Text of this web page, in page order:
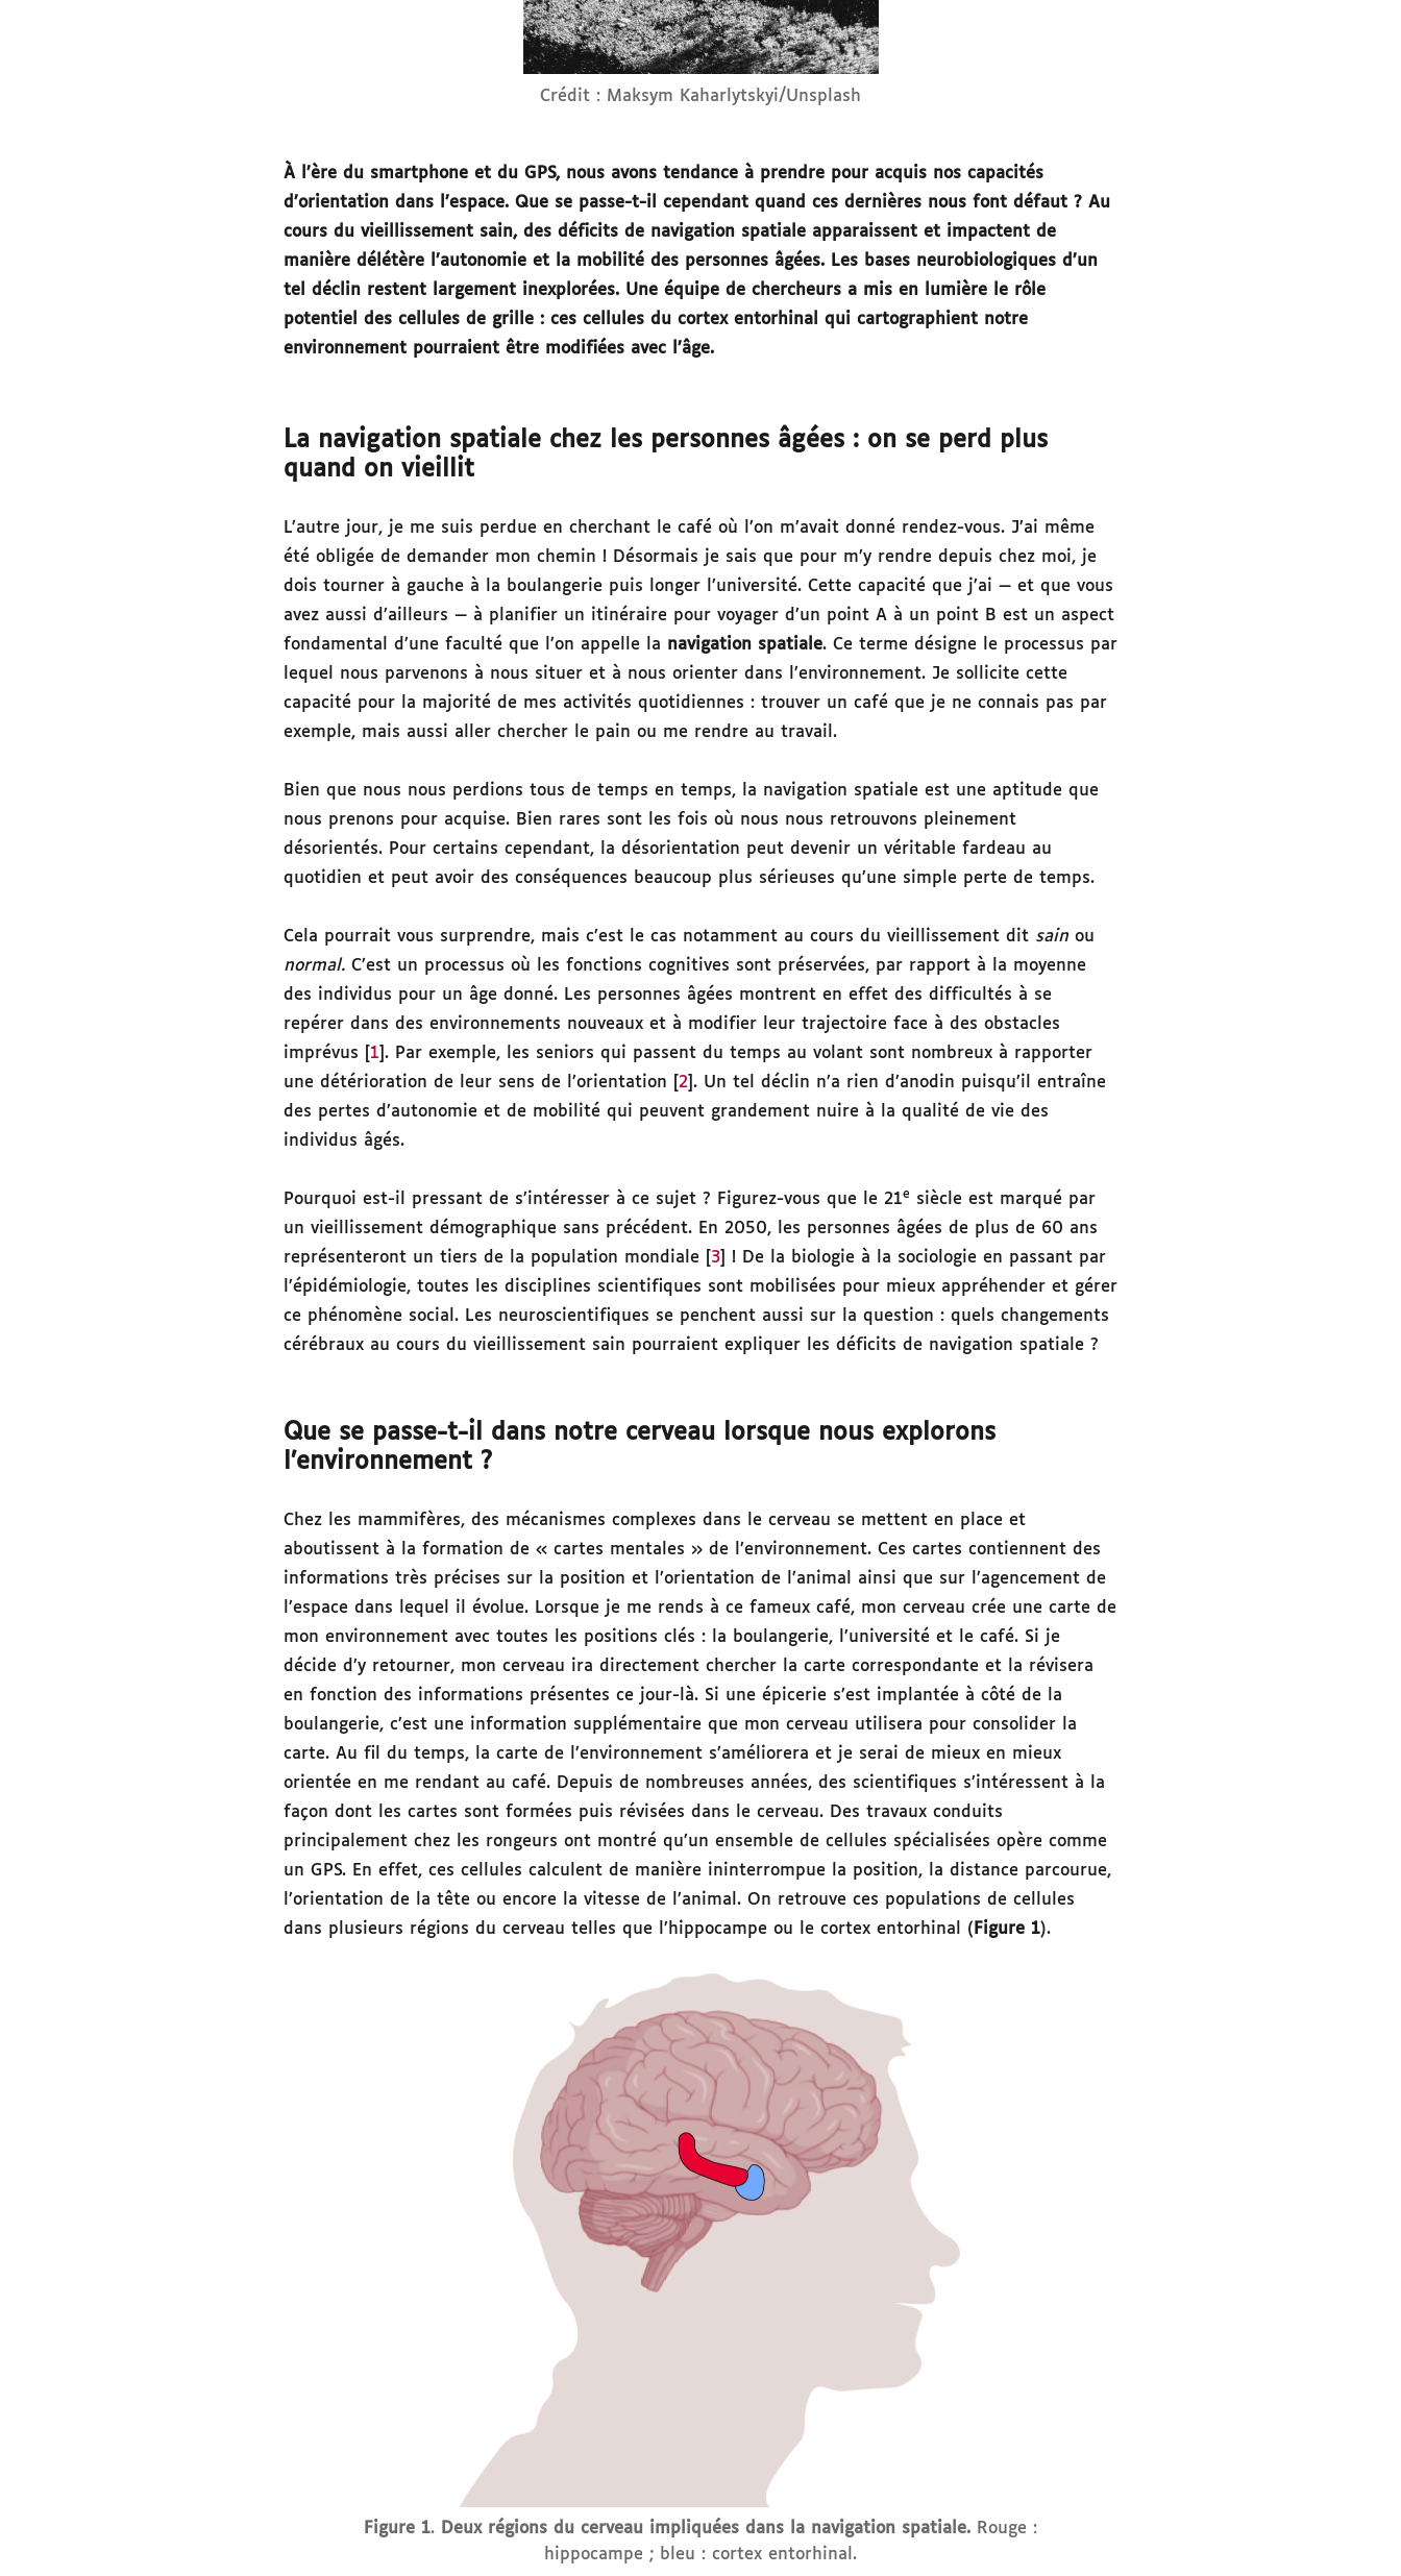
Crédit : Maksym Kaharlytskyi/Unsplash
À l’ère du smartphone et du GPS, nous avons tendance à prendre pour acquis nos capacités
d’orientation dans l’espace. Que se passe-t-il cependant quand ces dernières nous font défaut ? Au
cours du vieillissement sain, des déficits de navigation spatiale apparaissent et impactent de
manière délétère l’autonomie et la mobilité des personnes âgées. Les bases neurobiologiques d’un
tel déclin restent largement inexplorées. Une équipe de chercheurs a mis en lumière le rôle
potentiel des cellules de grille : ces cellules du cortex entorhinal qui cartographient notre
environnement pourraient être modifiées avec l’âge.
La navigation spatiale chez les personnes âgées : on se perd plus
quand on vieillit
L’autre jour, je me suis perdue en cherchant le café où l’on m’avait donné rendez-vous. J’ai même
été obligée de demander mon chemin ! Désormais je sais que pour m’y rendre depuis chez moi, je
dois tourner à gauche à la boulangerie puis longer l’université. Cette capacité que j’ai — et que vous
avez aussi d’ailleurs — à planifier un itinéraire pour voyager d’un point A à un point B est un aspect
fondamental d’une faculté que l’on appelle la navigation spatiale. Ce terme désigne le processus par
lequel nous parvenons à nous situer et à nous orienter dans l’environnement. Je sollicite cette
capacité pour la majorité de mes activités quotidiennes : trouver un café que je ne connais pas par
exemple, mais aussi aller chercher le pain ou me rendre au travail.
Bien que nous nous perdions tous de temps en temps, la navigation spatiale est une aptitude que
nous prenons pour acquise. Bien rares sont les fois où nous nous retrouvons pleinement
désorientés. Pour certains cependant, la désorientation peut devenir un véritable fardeau au
quotidien et peut avoir des conséquences beaucoup plus sérieuses qu’une simple perte de temps.
Cela pourrait vous surprendre, mais c’est le cas notamment au cours du vieillissement dit sain ou
normal. C’est un processus où les fonctions cognitives sont préservées, par rapport à la moyenne
des individus pour un âge donné. Les personnes âgées montrent en effet des difficultés à se
repérer dans des environnements nouveaux et à modifier leur trajectoire face à des obstacles
imprévus [ 1 ]. Par exemple, les seniors qui passent du temps au volant sont nombreux à rapporter
une détérioration de leur sens de l’orientation [ 2 ]. Un tel déclin n’a rien d’anodin puisqu’il entraîne
des pertes d’autonomie et de mobilité qui peuvent grandement nuire à la qualité de vie des
individus âgés.
Pourquoi est-il pressant de s’intéresser à ce sujet ? Figurez-vous que le 21e
siècle est marqué par
un vieillissement démographique sans précédent. En 2050, les personnes âgées de plus de 60 ans
représenteront un tiers de la population mondiale [ 3 ] ! De la biologie à la sociologie en passant par
l’épidémiologie, toutes les disciplines scientifiques sont mobilisées pour mieux appréhender et gérer
ce phénomène social. Les neuroscientifiques se penchent aussi sur la question : quels changements
cérébraux au cours du vieillissement sain pourraient expliquer les déficits de navigation spatiale ?
Que se passe-t-il dans notre cerveau lorsque nous explorons
l’environnement ?
Chez les mammifères, des mécanismes complexes dans le cerveau se mettent en place et
aboutissent à la formation de « cartes mentales » de l’environnement. Ces cartes contiennent des
informations très précises sur la position et l’orientation de l’animal ainsi que sur l’agencement de
l’espace dans lequel il évolue. Lorsque je me rends à ce fameux café, mon cerveau crée une carte de
mon environnement avec toutes les positions clés : la boulangerie, l’université et le café. Si je
décide d’y retourner, mon cerveau ira directement chercher la carte correspondante et la révisera
en fonction des informations présentes ce jour-là. Si une épicerie s’est implantée à côté de la
boulangerie, c’est une information supplémentaire que mon cerveau utilisera pour consolider la
carte. Au fil du temps, la carte de l’environnement s’améliorera et je serai de mieux en mieux
orientée en me rendant au café. Depuis de nombreuses années, des scientifiques s’intéressent à la
façon dont les cartes sont formées puis révisées dans le cerveau. Des travaux conduits
principalement chez les rongeurs ont montré qu’un ensemble de cellules spécialisées opère comme
un GPS. En effet, ces cellules calculent de manière ininterrompue la position, la distance parcourue,
l’orientation de la tête ou encore la vitesse de l’animal. On retrouve ces populations de cellules
dans plusieurs régions du cerveau telles que l’hippocampe ou le cortex entorhinal ( Figure 1).
Figure 1. Deux régions du cerveau impliquées dans la navigation spatiale. Rouge :
hippocampe ; bleu : cortex entorhinal.